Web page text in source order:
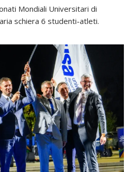
Mondiali Universitari di
schiera 6 studenti-atleti.